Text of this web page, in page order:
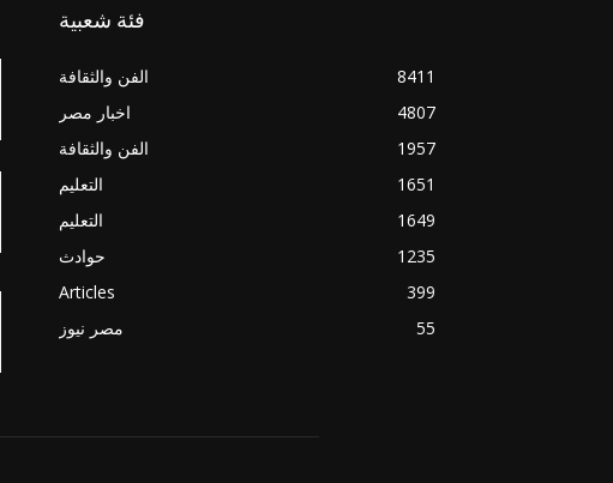
فئة شعبية
الفن والثقافة
8411
اخبار مصر
4807
الفن والثقافة
1957
التعليم
1651
التعليم
1649
حوادث
1235
Articles
399
مصر نيوز
55